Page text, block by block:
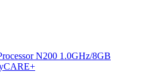
N200 1.0GHz/8GB